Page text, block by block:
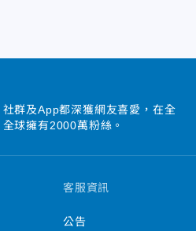
群及App都深獲網友喜愛，在全
球擁有2000萬粉絲。
客服資訊
公告